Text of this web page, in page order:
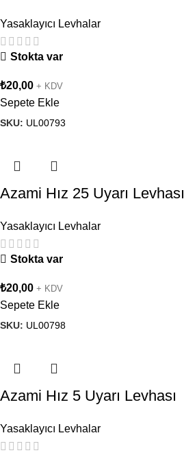
Yasaklayıcı Levhalar
Stokta var
₺20,00 + KDV
Sepete Ekle
SKU: UL00793
Azami Hız 25 Uyarı Levhası
Yasaklayıcı Levhalar
Stokta var
₺20,00 + KDV
Sepete Ekle
SKU: UL00798
Azami Hız 5 Uyarı Levhası
Yasaklayıcı Levhalar